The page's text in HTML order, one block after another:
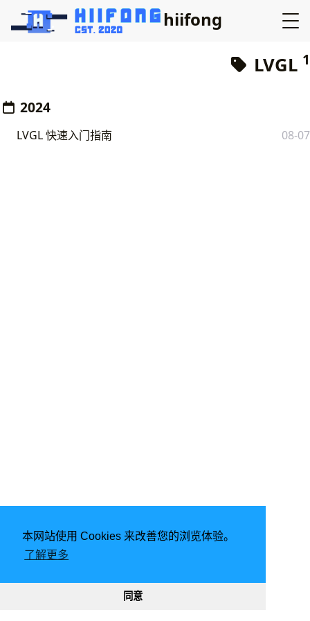
本网站使用 Cookies 来改善您的浏览体验。
了解更多
同意
hiifong
LVGL 1
2024
LVGL 快速入门指南 08-07
2020 - 2025
8319